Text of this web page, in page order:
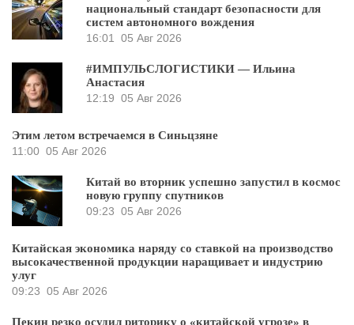
национальный стандарт безопасности для
систем автономного вождения
16:01
05 Авг 2026
#ИМПУЛЬСЛОГИСТИКИ — Ильина
Анастасия
12:19 05 Авг 2026
Этим летом встречаемся в Синьцзяне
11:00 05 Авг 2026
Китай во вторник успешно запустил в космос
новую группу спутников
09:23 05 Авг 2026
Китайская экономика наряду со ставкой на производство
высокачественной продукции наращивает и индустрию
улуг
09:23 05 Авг 2026
Пекин резко осудил риторику о «китайской угрозе» в